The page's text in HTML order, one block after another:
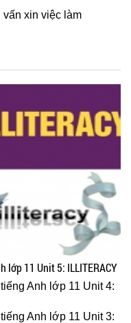
vấn xin việc làm
lớp 11 Unit 5: ILLITERACY
Anh lớp 11 Unit 4:
Anh lớp 11 Unit 3: